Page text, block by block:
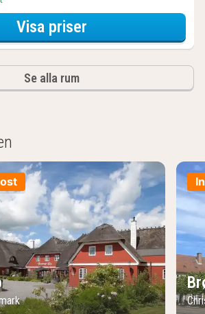
Visa priserför Dubbelrum
Se alla rum